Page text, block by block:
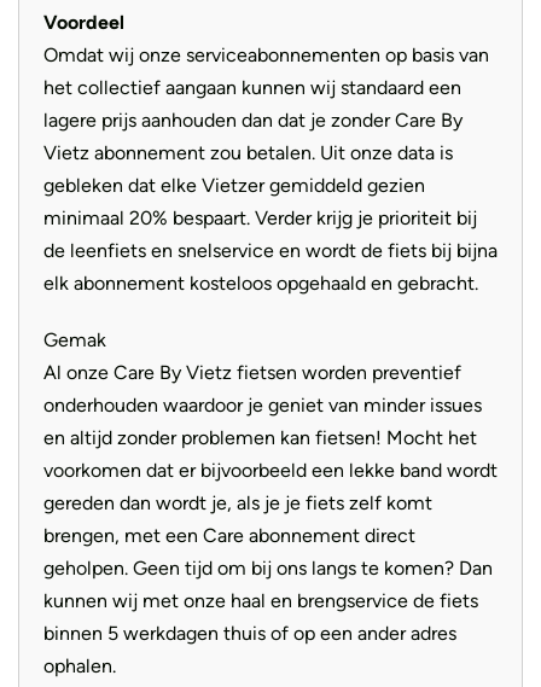
De Vario-aandrijving maakt elke rit intuïtief, stil en
bijzonder aangenaam.
De accu
De Homage5 GT Vario is uitgerust met een krachtige
Bosch PowerTube 800 en optioneel 250Wh extra bij te
bestellen. Deze geïntegreerde accu is netjes in het frame
verwerkt en kunnen eenvoudig worden verwijderd of
met maximale ondersteuning.
Voordeel
Omdat wij onze serviceabonnementen op basis van
het collectief aangaan kunnen wij standaard een
lagere prijs aanhouden dan dat je zonder Care By
Vietz abonnement zou betalen. Uit onze data is
gebleken dat elke Vietzer gemiddeld gezien
minimaal 20% bespaart. Verder krijg je prioriteit bij
de leenfiets en snelservice en wordt de fiets bij bijna
elk abonnement kosteloos opgehaald en gebracht.
Gemak
Al onze Care By Vietz fietsen worden preventief
onderhouden waardoor je geniet van minder issues
en altijd zonder problemen kan fietsen! Mocht het
voorkomen dat er bijvoorbeeld een lekke band wordt
gereden dan wordt je, als je je fiets zelf komt
brengen, met een Care abonnement direct
geholpen. Geen tijd om bij ons langs te komen? Dan
kunnen wij met onze haal en brengservice de fiets
binnen 5 werkdagen thuis of op een ander adres
ophalen.